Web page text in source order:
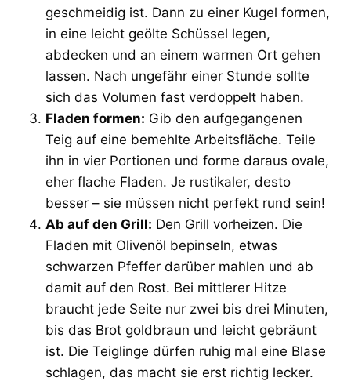
geschmeidig ist. Dann zu einer Kugel formen,
in eine leicht geölte Schüssel legen,
abdecken und an einem warmen Ort gehen
lassen. Nach ungefähr einer Stunde sollte
sich das Volumen fast verdoppelt haben.
Fladen formen: Gib den aufgegangenen
Teig auf eine bemehlte Arbeitsfläche. Teile
ihn in vier Portionen und forme daraus ovale,
eher flache Fladen. Je rustikaler, desto
besser – sie müssen nicht perfekt rund sein!
Ab auf den Grill: Den Grill vorheizen. Die
Fladen mit Olivenöl bepinseln, etwas
schwarzen Pfeffer darüber mahlen und ab
damit auf den Rost. Bei mittlerer Hitze
braucht jede Seite nur zwei bis drei Minuten,
bis das Brot goldbraun und leicht gebräunt
ist. Die Teiglinge dürfen ruhig mal eine Blase
schlagen, das macht sie erst richtig lecker.